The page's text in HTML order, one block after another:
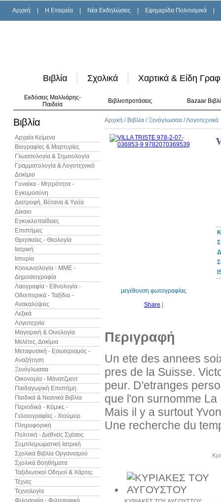
Αρχική H Εταιρεία Νέα Εκδηλώσεις Εφημερίδα Πολιτισμικά
Βιβλία Σχολικά Χαρτικά & Είδη
Εκδόσεις Μαλλιάρης-
Παιδεία
Βιβλιοπροτάσεις Bazaar
Βιβλία
Αρχαία Κείμενα
Βιογραφίες & Μαρτυρίες
Γλωσσολογία & Σημειολογία
Γραμματολογία & Λογοτεχνικό
Δοκίμιο
Γυναίκα - Μητρότητα -
Εγκυμοσύνη
Διατροφή, Βότανα & Υγεία
Δίκαιο
Εγκυκλοπαίδειες
Επιστήμες
Θρησκείες - Θεολογία
Ιατρική
Ιστορία
Κοινωνιολογία - ΜΜΕ -
Δημοσιογραφία
Λαογραφία - Εθνολογία -
Οδοιπορικά - Ταξίδια -
Ανακαλύψεις
Λεξικά
Λογοτεχνία
Μαγειρική & Οινολογία
Μελέτες, Δοκίμια
Μεταφυσική - Εσωτερισμός -
Αναζήτηση
Ξενόγλωσσα
Οικονομία - Μάνατζμεντ
Παιδαγωγική Επιστήμη
Παιδικά & Νεανικά Βιβλία
Περιοδικά - Κόμικς -
Γελοιογραφίες - Χιούμορ
Πληροφορική
Πολιτική - Διεθνείς Σχέσεις
Συμπληρωματική Ιατρική
Σχολικά Βιβλία Οργανισμού
Σχολικά Βοηθήματα
Ταξιδιωτικοί Οδηγοί & Χάρτες
Τέχνες
Τεχνολογία
Φιλοσοφία - Φιλοσοφικό
Αρχική / Βιβλία /Ξενόγλωσσα /Λογοτεχνικά
μεγέθυνση φωτογραφίας
Share
Περιγραφή
Un ete des annees
pres de la Suisse.
peur. D'etranges
que l'on surnomme La
Mais il y a surtout
Une recherche du